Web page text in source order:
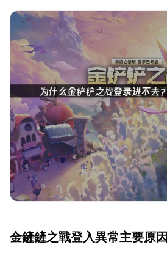
金鏟鏟之戰登入異常主要原因